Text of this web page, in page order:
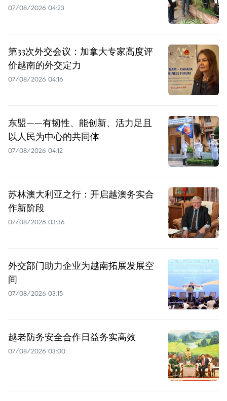
07/08/2026 04:23
第33次外交会议：加拿大专家高度评
价越南的外交定力
07/08/2026 04:16
东盟——有韧性、能创新、活力足且
以人民为中心的共同体
07/08/2026 04:12
苏林澳大利亚之行：开启越澳务实合
作新阶段
07/08/2026 03:36
外交部门助力企业为越南拓展发展空
间
07/08/2026 03:15
越老防务安全合作日益务实高效
07/08/2026 03:00